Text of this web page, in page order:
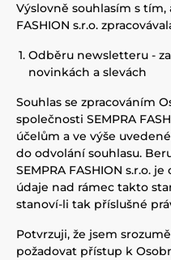
Výslovně souhlasím s tím,
FASHION s.r.o.
Odběru newsletteru -
novinkách a slevách
Souhlas se zpracováním
společnosti SEMPRA
účelům a ve výše
do odvolání souhlasu.
SEMPRA FASHION s.r.o.
údaje nad rámec takto
stanoví-li tak příslušné
Potvrzuji, že jsem
požadovat přístup k